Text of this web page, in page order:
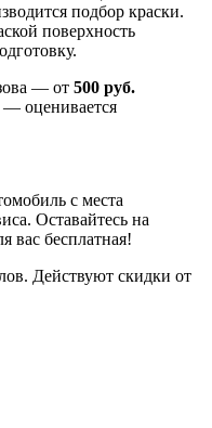
подбор краски.
поверхность
— от 500 руб.
— оценивается
с места
Оставайтесь на
вас бесплатная!
Действуют скидки от